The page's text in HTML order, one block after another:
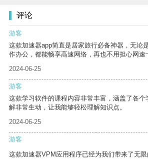
评论
游客
这款加速器app简直是居家旅行必备神器，无论
作办公，都能畅享高速网络，再也不用担心网速
2024-06-25
游客
这款学习软件的课程内容非常丰富，涵盖了各
解非常生动，让我能够轻松理解知识点。
2024-06-25
游客
这款加速器VPM应用程序已经为我们带来了无限